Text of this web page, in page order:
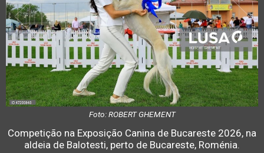
Foto: ROBERT GHEMENT
Competição na Exposição Canina de Bucareste 2026, na
aldeia de Balotesti, perto de Bucareste, Roménia.